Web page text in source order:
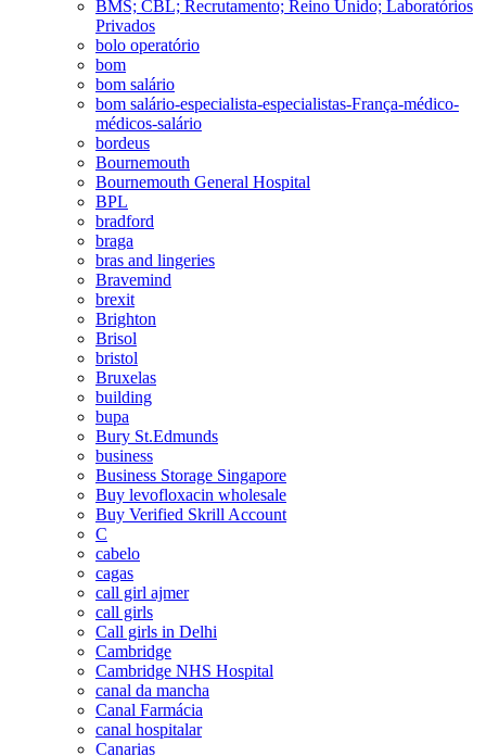
BMS; CBL; Recrutamento; Reino Unido; Laboratórios
Privados
bolo operatório
bom
bom salário
bom salário-especialista-especialistas-França-médico-
médicos-salário
bordeus
Bournemouth
Bournemouth General Hospital
BPL
bradford
braga
bras and lingeries
Bravemind
brexit
Brighton
Brisol
bristol
Bruxelas
building
bupa
Bury St.Edmunds
business
Business Storage Singapore
Buy levofloxacin wholesale
Buy Verified Skrill Account
C
cabelo
cagas
call girl ajmer
call girls
Call girls in Delhi
Cambridge
Cambridge NHS Hospital
canal da mancha
Canal Farmácia
canal hospitalar
Canarias